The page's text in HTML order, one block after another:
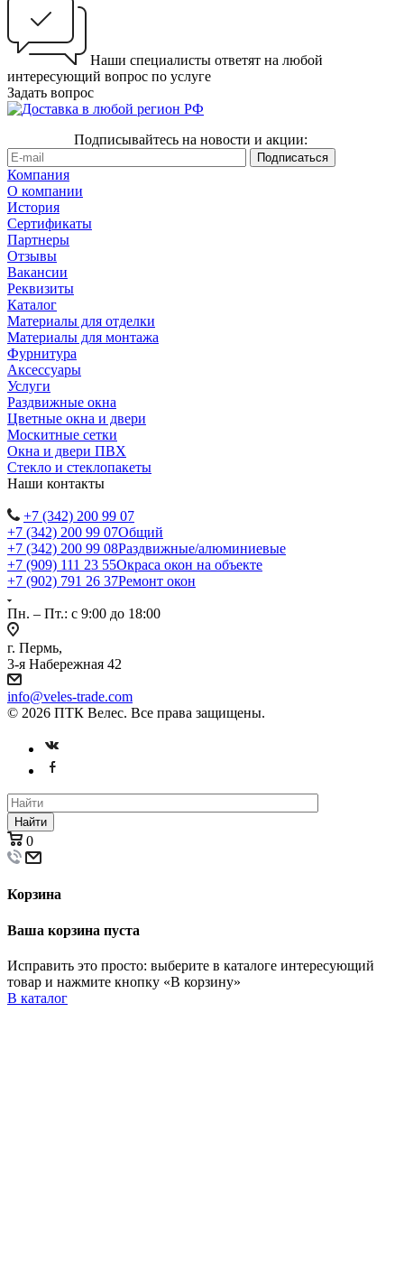
Наши специалисты ответят на любой
интересующий вопрос по услуге
Задать вопрос
Подписывайтесь на новости и акции:
Компания
О компании
История
Сертификаты
Партнеры
Отзывы
Вакансии
Реквизиты
Каталог
Материалы для отделки
Материалы для монтажа
Фурнитура
Аксессуары
Услуги
Раздвижные окна
Цветные окна и двери
Москитные сетки
Окна и двери ПВХ
Стекло и стеклопакеты
Наши контакты
+7 (342) 200 99 07
+7 (342) 200 99 07Общий
+7 (342) 200 99 08Раздвижные/алюминиевые
+7 (909) 111 23 55Окраса окон на объекте
+7 (902) 791 26 37Ремонт окон
Пн. – Пт.: с 9:00 до 18:00
г. Пермь,
3-я Набережная 42
info@veles-trade.com
© 2026 ПТК Велес. Все права защищены.
Найти
0
Корзина
Ваша корзина пуста
Исправить это просто: выберите в каталоге интересующий
товар и нажмите кнопку «В корзину»
В каталог